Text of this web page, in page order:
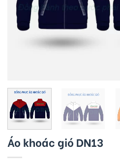
Áo khoác gió DN13